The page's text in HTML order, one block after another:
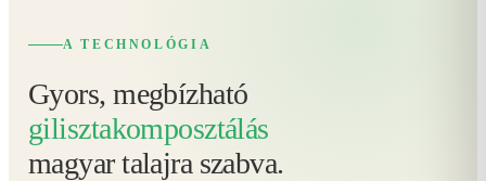
A TECHNOLÓGIA
Gyors, megbízható
gilisztakomposztálás
magyar talajra szabva.